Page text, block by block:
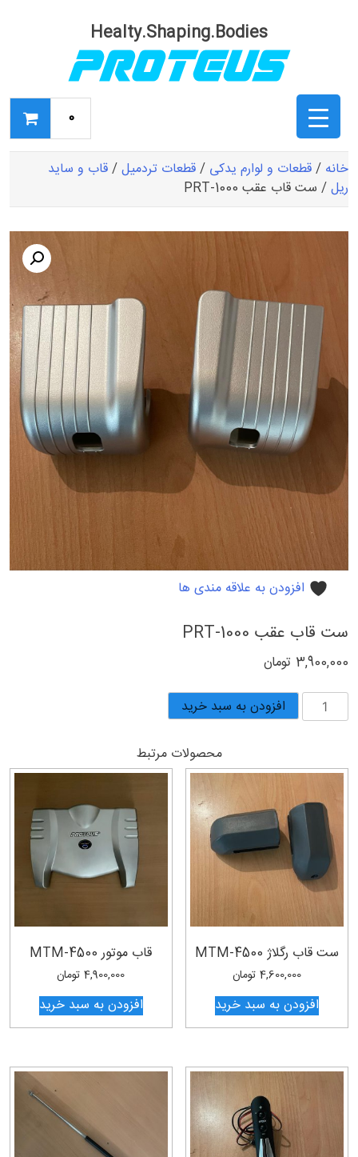
Healty.Shaping.Bodies
0
خانه /قطعات و لوارم یدکی /قطعات تردمیل/قاب و ساید
ریل/ ست قاب عقب PRT-1000
افزودن به علاقه مندی ها
ست قاب عقب PRT-1000
3,900,000 تومان
ست
قاب
1000
افزودن به سبد خرید
محصولات مرتبط
ست قاب رگلاژ MTM-4500
4,600,000 تومان
افزودن به سبد خرید
قاب موتور MTM-4500
4,900,000 تومان
افزودن به سبد خرید